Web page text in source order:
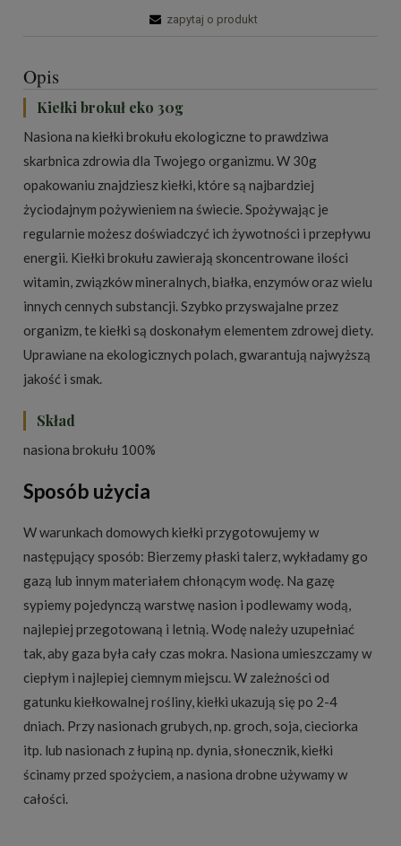
zapytaj o produkt
Opis
Kiełki brokuł eko 30g
Nasiona na kiełki brokułu ekologiczne to prawdziwa
skarbnica zdrowia dla Twojego organizmu. W 30g
opakowaniu znajdziesz kiełki, które są najbardziej
życiodajnym pożywieniem na świecie. Spożywając je
regularnie możesz doświadczyć ich żywotności i przepływu
energii. Kiełki brokułu zawierają skoncentrowane ilości
witamin, związków mineralnych, białka, enzymów oraz wielu
innych cennych substancji. Szybko przyswajalne przez
organizm, te kiełki są doskonałym elementem zdrowej diety.
Uprawiane na ekologicznych polach, gwarantują najwyższą
jakość i smak.
Skład
nasiona brokułu 100%
Sposób użycia
W warunkach domowych kiełki przygotowujemy w
następujący sposób: Bierzemy płaski talerz, wykładamy go
gazą lub innym materiałem chłonącym wodę. Na gazę
sypiemy pojedynczą warstwę nasion i podlewamy wodą,
najlepiej przegotowaną i letnią. Wodę należy uzupełniać
tak, aby gaza była cały czas mokra. Nasiona umieszczamy w
ciepłym i najlepiej ciemnym miejscu. W zależności od
gatunku kiełkowalnej rośliny, kiełki ukazują się po 2-4
dniach. Przy nasionach grubych, np. groch, soja, cieciorka
itp. lub nasionach z łupiną np. dynia, słonecznik, kiełki
ścinamy przed spożyciem, a nasiona drobne używamy w
całości.